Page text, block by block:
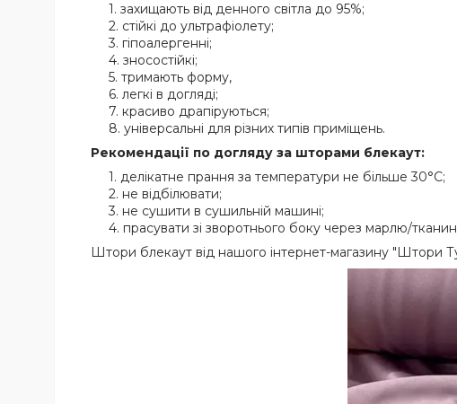
захищають від денного світла до 95%;
стійкі до ультрафіолету;
гіпоалергенні;
зносостійкі;
тримають форму,
легкі в догляді;
красиво драпіруються;
універсальні для різних типів приміщень.
Рекомендації по догляду за шторами блекаут:
делікатне прання за температури не більше 30°C;
не відбілювати;
не сушити в сушильній машині;
прасувати зі зворотнього боку через марлю/
Штори блекаут від нашого інтернет-магазину "Штори